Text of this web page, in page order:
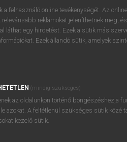
regisztrálok és
a felhasználó online tevékenységét. Az
reklámokat jeleníthetnek meg,
láthat egy hirdetést. Ezek a sütik más
Ezek állandó sütik, amelyek
(mindig szükséges)
az oldalunkon történő böngészéshez,a
azokat. A feltétlenül szükséges sütik közé
kezelő sütik.